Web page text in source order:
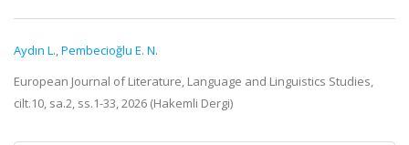
Aydın L.,Pembecioğlu E. N.
European Journal of Literature, Language and Linguistics Studies,
cilt.10, sa.2, ss.1-33, 2026 (Hakemli Dergi)